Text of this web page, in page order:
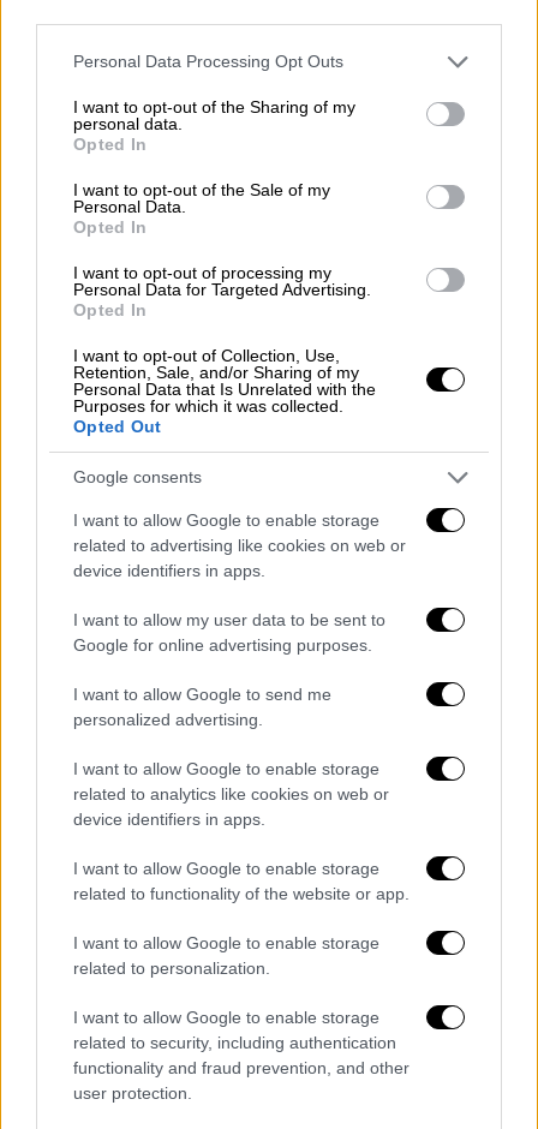
Please note that this website/app uses one or more Google
not limited to your visit or usage behaviour. You may click to
grant or deny consent to Google and its third-party tags to
use your data for below specified purposes in below Google
consent section.
Personal Data Processing Opt Outs
I want to opt-out of the Sharing of my
personal data.
Opted In
I want to opt-out of the Sale of my
Personal Data.
Opted In
I want to opt-out of processing my
Personal Data for Targeted Advertising.
Opted In
I want to opt-out of Collection, Use,
Retention, Sale, and/or Sharing of my
Personal Data that Is Unrelated with the
Purposes for which it was collected.
Opted Out
Google consents
I want to allow Google to enable storage
related to advertising like cookies on web or
device identifiers in apps.
I want to allow my user data to be sent to
Google for online advertising purposes.
I want to allow Google to send me
personalized advertising.
I want to allow Google to enable storage
related to analytics like cookies on web or
device identifiers in apps.
I want to allow Google to enable storage
related to functionality of the website or app.
I want to allow Google to enable storage
related to personalization.
I want to allow Google to enable storage
related to security, including authentication
functionality and fraud prevention, and other
user protection.
|07.04.2024 20:52
Τελικά, πόσα βήματα πρέπει να κάνουμε
τη μέρα για να είμαστε υγιείς; Νέα
μελέτη δίνει την απάντηση
Η απάντησή θα σας εκπλήξει!
Ελλάδα|07.04.2024 11:00
Mία από τις πιο «εχθρικές» πόλεις για
πεζούς και ποδηλάτες η Αθήνα: Το 57%
των πεζοδρομίων σε κακή κατάσταση
Στενά ή και ανύπαρκτα πεζοδρόμια,